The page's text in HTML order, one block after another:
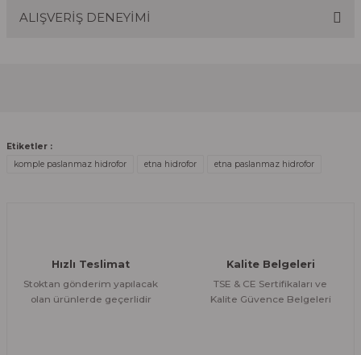
Bu ürünün fiyat bilgisi, resim, ürün açıklamalarında ve
ALIŞVERİŞ DENEYİMİ
Etiketler :
komple paslanmaz hidrofor
etna hidrofor etna paslanmaz hidrofor
Hızlı Teslimat
Stoktan gönderim yapılacak
olan ürünlerde geçerlidir
Kalite Belgeleri
TSE & CE Sertifikaları ve
Kalite Güvence Belgeleri